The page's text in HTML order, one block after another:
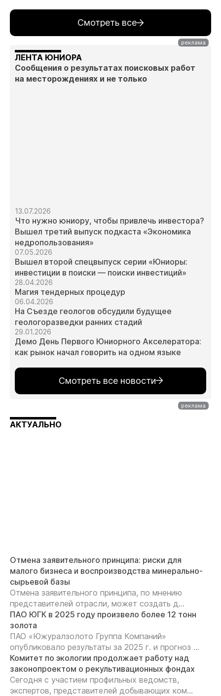
Смотреть все
ЛЕНТА ЮНИОРА
Сообщения о результатах поисковых работ
на месторождениях и не только
13.07.2026
Что нужно юниору, чтобы привлечь инвестора?
Вышел третий выпуск подкаста «Экономика
недропользования»
07.05.2026
Вышел второй спецвыпуск серии «Юниоры:
инвестиции в поиски — поиски инвестиций»
28.04.2026
Магия тендерных процедур
06.04.2026
На Съезде геологов обсудили будущее
геологоразведки ранних стадий
29.01.2026
Демо День Первого Юниорного Акселератора:
как рынок начал говорить на одном языке
Смотреть все новости
АКТУАЛЬНО
Отмена заявительного принципа: риски для
малого бизнеса и воспроизводства минерально-
сырьевой базы
Отмена заявительного принципа, по мнению
представителей отрасли, может создать д...
ПАО ЮГК в 2025 году произвело более 12 тонн
золота
ПАО «Южуралзолото Группа Компаний»
опубликовало результаты за 2025 г. и прогноз ...
Комитет по экологии продолжает работу над
законопроектом о рекультивационных фондах
Сегодня с участием профильных ведомств,
экспертов, представителей добывающих ком...